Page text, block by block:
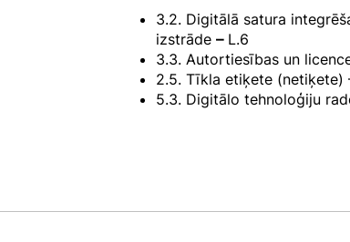
3.2. Digitālā satura
izstrāde– L.6
3.3. Autortiesības un
2.5. Tīkla etiķete (netiķete)
5.3. Digitālo tehnoloģiju